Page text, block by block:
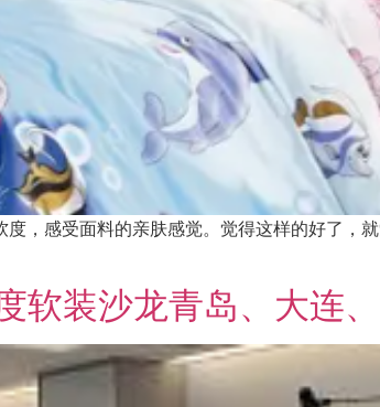
，感受面料的亲肤感觉。觉得这样的好了，
装沙龙青岛、大连